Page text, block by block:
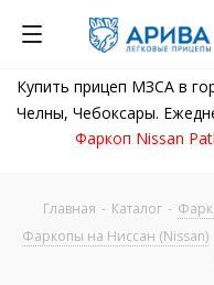
Купить прицеп МЗСА в
Челны, Чебоксары.
Фаркоп Nissan
Главная - Каталог -
Фаркопы на Ниссан (Nissan)